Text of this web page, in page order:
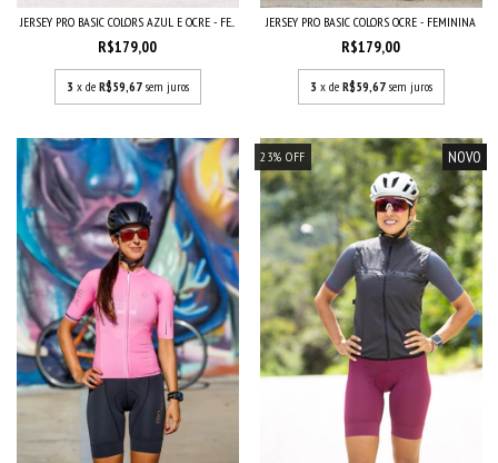
JERSEY PRO BASIC COLORS AZUL E OCRE - FE...
R$179,00
3 x de R$59,67 sem juros
JERSEY PRO BASIC COLORS OCRE - FEMININA
R$179,00
3 x de R$59,67 sem juros
23% OFF NOVO